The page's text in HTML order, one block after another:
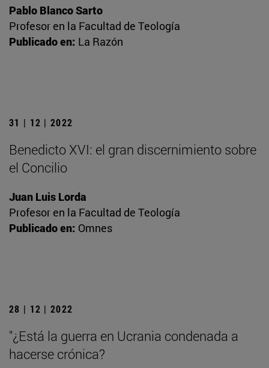
Pablo Blanco Sarto
Profesor en la Facultad de Teología
Publicado en: La Razón
31 | 12 | 2022
Benedicto XVI: el gran discernimiento sobre
el Concilio
Juan Luis Lorda
Profesor en la Facultad de Teología
Publicado en: Omnes
28 | 12 | 2022
"¿Está la guerra en Ucrania condenada a
hacerse crónica?